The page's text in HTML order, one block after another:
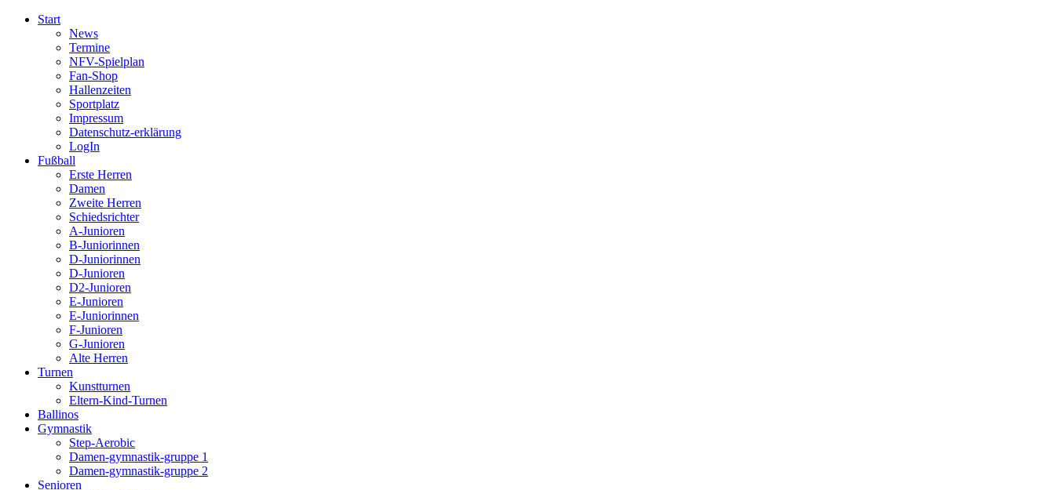
Start
News
Termine
NFV-Spielplan
Fan-Shop
Hallenzeiten
Sportplatz
Impressum
Datenschutz-erklärung
LogIn
Fußball
Erste Herren
Damen
Zweite Herren
Schiedsrichter
A-Junioren
B-Juniorinnen
D-Juniorinnen
D-Junioren
D2-Junioren
E-Junioren
E-Juniorinnen
F-Junioren
G-Junioren
Alte Herren
Turnen
Kunstturnen
Eltern-Kind-Turnen
Ballinos
Gymnastik
Step-Aerobic
Damen-gymnastik-gruppe 1
Damen-gymnastik-gruppe 2
Senioren